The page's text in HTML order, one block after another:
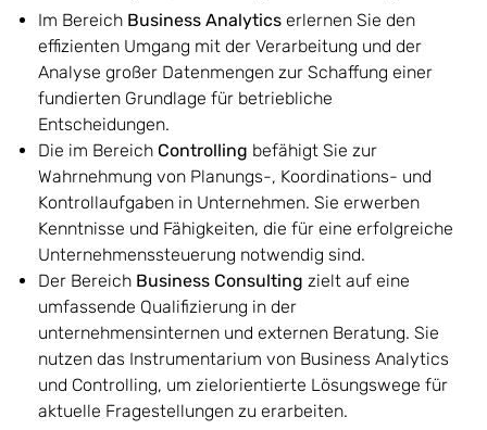
Im Bereich Business Analytics erlernen Sie den
effizienten Umgang mit der Verarbeitung und der
Analyse großer Datenmengen zur Schaffung einer
fundierten Grundlage für betriebliche
Entscheidungen.
Die im Bereich Controlling befähigt Sie zur
Wahrnehmung von Planungs-, Koordinations- und
Kontrollaufgaben in Unternehmen. Sie erwerben
Kenntnisse und Fähigkeiten, die für eine erfolgreiche
Unternehmenssteuerung notwendig sind.
Der Bereich Business Consulting zielt auf eine
umfassende Qualifizierung in der
unternehmensinternen und externen Beratung. Sie
nutzen das Instrumentarium von Business Analytics
und Controlling, um zielorientierte Lösungswege für
aktuelle Fragestellungen zu erarbeiten.